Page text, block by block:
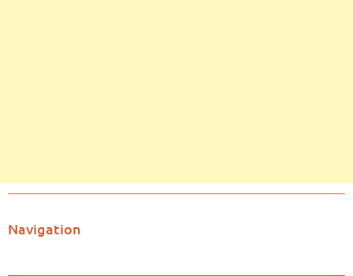
Navigation